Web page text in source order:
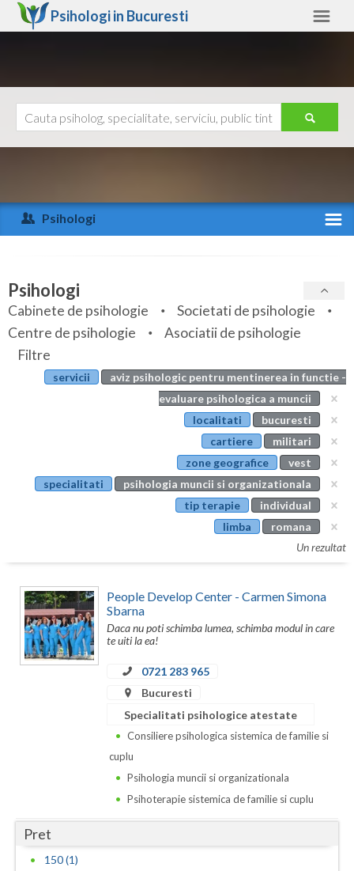
Psihologi in Bucuresti
Arad
Arges
Bihor
Bistrita-Nasaud
Botosani
Buzau
Cluj
Constanta
Covasna
Harghita
Ajutor
Psihologi
Specialitati
Servicii
Articole
Evenimente
Psihologi
Cabinete de psihologie
Societati de psihologie
Centre de psihologie
Asociatii de psihologie
Filtre
servicii
aviz psihologic pentru mentinerea in functie -
evaluare psihologica a muncii
localitati
bucuresti
cartiere
militari
zone geografice
vest
specialitati
psihologia muncii si organizationala
tip terapie
individual
limba
romana
Un rezultat
People Develop Center - Carmen Simona
Sbarna
Daca nu poti schimba lumea, schimba modul in care
te uiti la ea!
0721 283 965
Bucuresti
Specialitati psihologice atestate
Consiliere psihologica sistemica de familie si
cuplu
Psihologia muncii si organizationala
Psihoterapie sistemica de familie si cuplu
Pret
150 (1)